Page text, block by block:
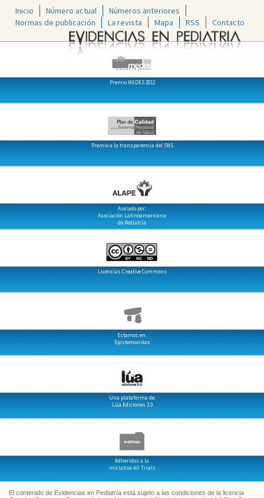
Inicio Número actual
Números anteriores
Normas de publicación
La revista Mapa RSS Contacto
Premio MEDES 2012
Premio a la transparencia del SNS
Avalado por:
Asociación Latinoamericana
de Pediatría
Licencias Creative Commons
Estamos en:
Epistemonikos
Una plataforma de:
Lúa Ediciones 3.0
Adheridos a la
iniciativa All Trials
El contenido de Evidencias en Pediatría está sujeto a las condiciones de la licencia